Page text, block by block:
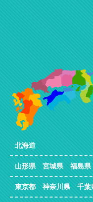
北海道
山形県 宮城県 福島県
東京都 神奈川県 千